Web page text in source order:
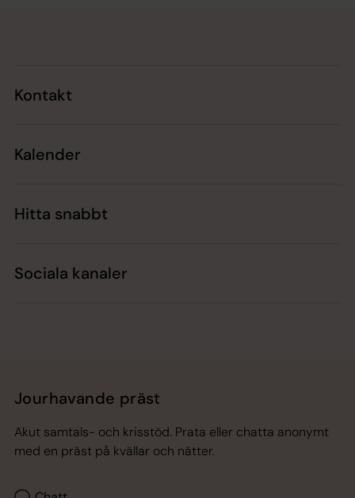
Kontakt
Kalender
Hitta snabbt
Sociala kanaler
Jourhavande präst
Akut samtals- och krisstöd. Prata eller chatta anonymt
med en präst på kvällar och nätter.